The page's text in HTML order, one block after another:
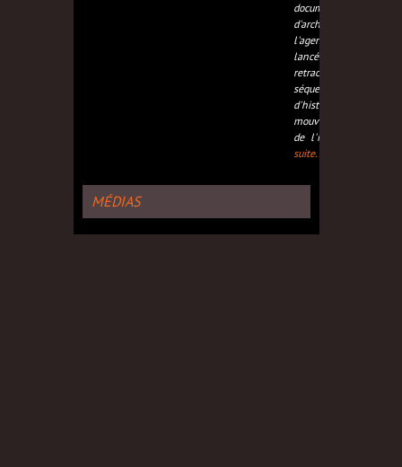
documentaires et
d'archives de
l'agence IM'Média,
lancée en 1983,
retrace des
séquences
d'histoire des
mouvements issus
de l'imm,
suite...
MÉDIAS